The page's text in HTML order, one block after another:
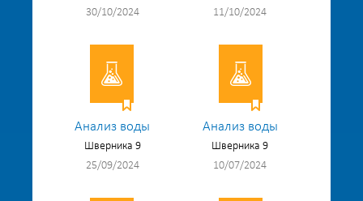
30/10/2024
11/10/2024
Анализ воды
Шверника 9
25/09/2024
Анализ воды
Шверника 9
10/07/2024